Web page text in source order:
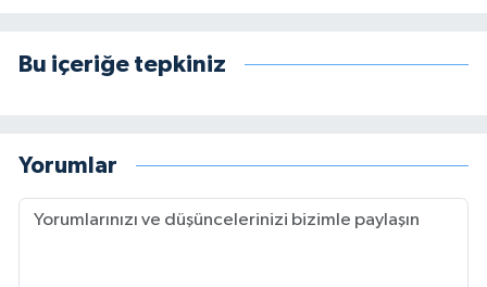
Bu içeriğe tepkiniz
Yorumlar